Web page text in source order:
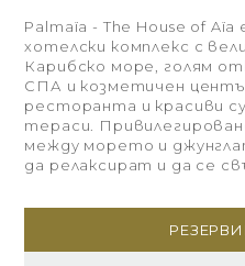
Palmaïa - The House of Aïa
хотелски комплекс с
Карибско море, голям
СПА и козметичен
ресторанта и красиви
тераси.
между морето и
да релаксират и да се